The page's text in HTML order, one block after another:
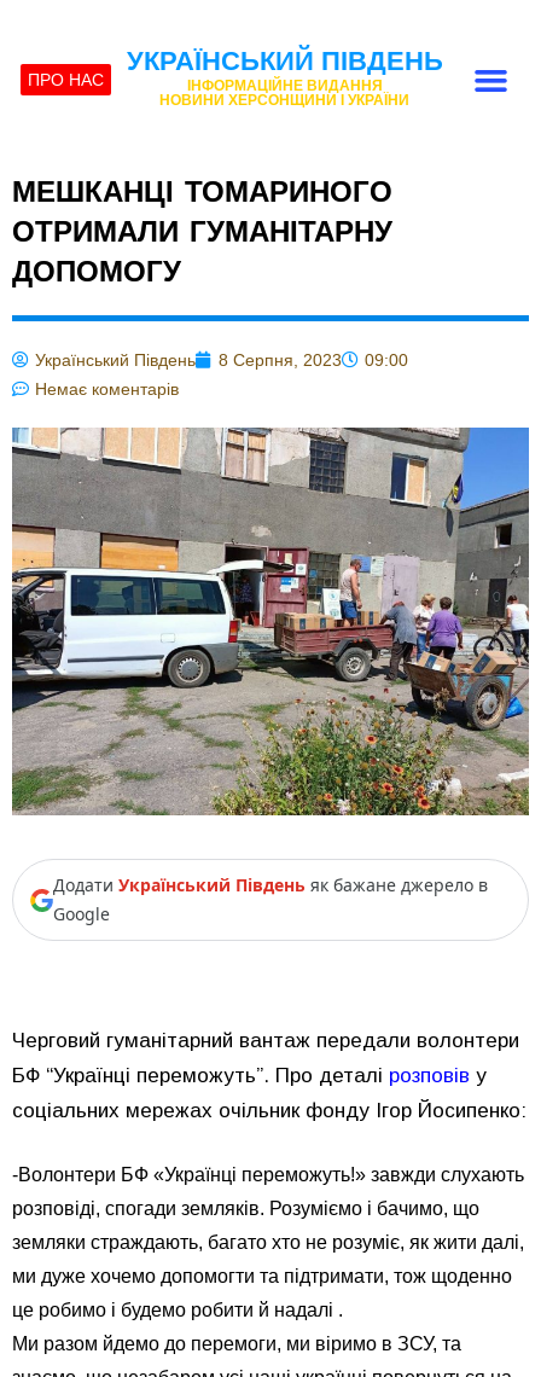
ПРО НАС
УКРАЇНСЬКИЙ ПІВДЕНЬ
ІНФОРМАЦІЙНЕ ВИДАННЯ
НОВИНИ ХЕРСОНЩИНИ І УКРАЇНИ
МЕШКАНЦІ ТОМАРИНОГО
ОТРИМАЛИ ГУМАНІТАРНУ
ДОПОМОГУ
Український Південь 8 Серпня, 2023
09:00
Немає коментарів
Додати Український Південь як бажане джерело в
Google
Черговий гуманітарний вантаж передали волонтери
БФ “Українці переможуть”. Про деталі розповів у
соціальних мережах очільник фонду Ігор Йосипенко:
-Волонтери БФ «Українці переможуть!» завжди слухають
розповіді, спогади земляків. Розуміємо і бачимо, що
земляки страждають, багато хто не розуміє, як жити далі,
ми дуже хочемо допомогти та підтримати, тож щоденно
це робимо і будемо робити й надалі .
Ми разом йдемо до перемоги, ми віримо в ЗСУ, та